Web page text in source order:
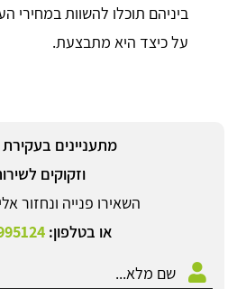
ביניהם תוכלו להשוות במחירי
על כיצד היא מתבצעת.
מתעניינים בעקירת
וזקוקים
השאירו פנייה ונחזור
או בטלפון: